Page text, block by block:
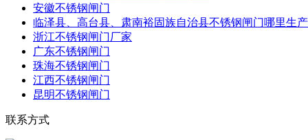
安徽不锈钢闸门
临泽县、高台县、肃南裕固族自治县不锈钢闸门哪里生产
浙江不锈钢闸门厂家
广东不锈钢闸门
珠海不锈钢闸门
江西不锈钢闸门
昆明不锈钢闸门
联系方式